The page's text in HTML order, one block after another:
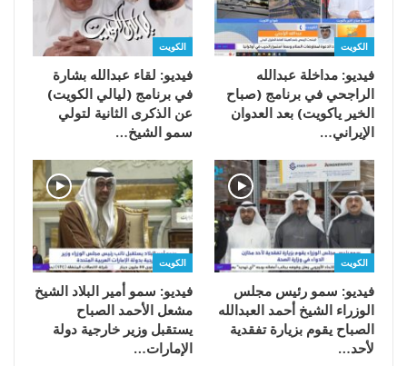
الكويت
فيديو: مداخلة عبدالله
الراجحي في برنامج (صباح
الخير ياكويت) بعد العدوان
الإيراني…
الكويت
فيديو: لقاء عبدالله بشارة
في برنامج (ليالي الكويت)
عن الذكرى الثانية لتولي
سمو الشيخ…
الكويت
فيديو: سمو رئيس مجلس
الوزراء الشيخ أحمد العبدالله
الصباح يقوم بزيارة تفقدية
لأحد…
الكويت
فيديو: سمو أمير البلاد الشيخ
مشعل الأحمد الصباح
يستقبل وزير خارجية دولة
الإمارات…